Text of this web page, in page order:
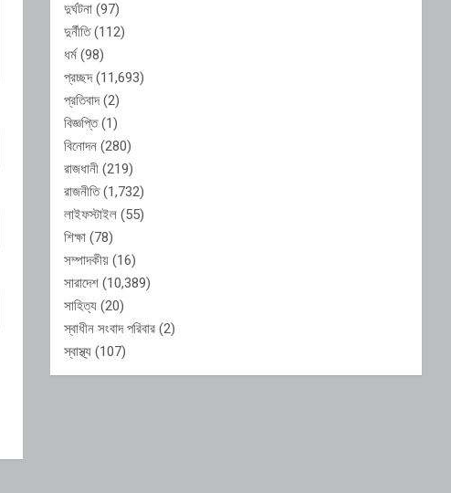
দুর্ঘটনা (97)
দুর্নীতি(112)
ধর্ম(98)
প্রচ্ছদ(11,693)
প্রতিবাদ(2)
বিজ্ঞপ্তি(1)
বিনোদন (280)
রাজধানী (219)
রাজনীতি(1,732)
লাইফস্টাইল (55)
শিক্ষা (78)
সম্পাদকীয় (16)
সারাদেশ (10,389)
সাহিত্য (20)
স্বাধীন সংবাদ পরিবার (2)
স্বাস্থ্য (107)